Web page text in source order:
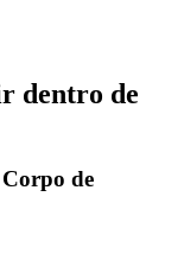
dentro de
de